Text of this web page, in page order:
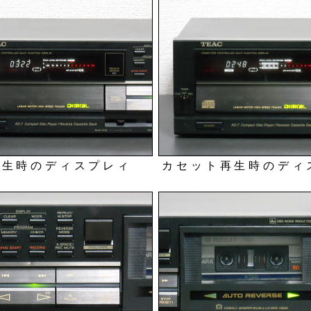
時のディスプレィ カセット再生時のディ